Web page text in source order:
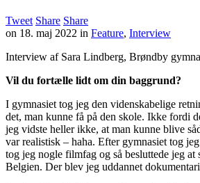
Tweet Share Share
on 18. maj 2022 in Feature, Interview
Interview af Sara Lindberg, Brøndby
Vil du fortælle lidt om din baggrund?
I gymnasiet tog jeg den videnskabelige
det, man kunne få på den skole. Ikke fordi
jeg vidste heller ikke, at man kunne blive
var realistisk – haha. Efter gymnasiet tog
tog jeg nogle filmfag og så besluttede jeg
Belgien. Der blev jeg uddannet